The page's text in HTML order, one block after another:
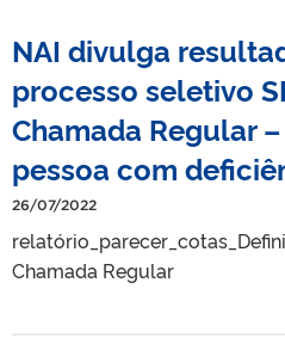
NAI divulga
processo seletivo
Chamada Regular
pessoa com
26/07/2022
Chamada Regular